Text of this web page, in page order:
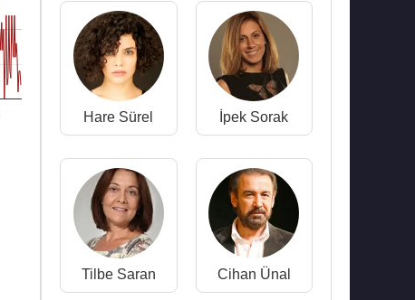
Hare Sürel İpek Sorak
Tilbe Saran Cihan Ünal